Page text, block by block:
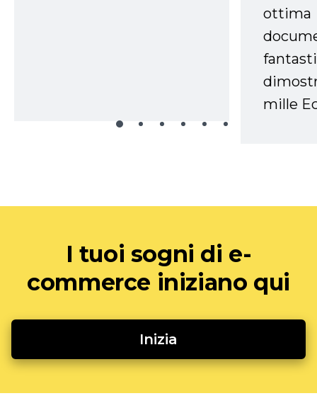
ottima
mille
I tuoi sogni di e-
commerce iniziano qui
Inizia